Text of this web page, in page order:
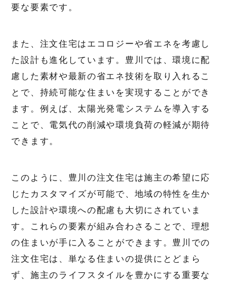
要な要素です。
また、注文住宅はエコロジーや省エネを考慮し
た設計も進化しています。豊川では、環境に配
慮した素材や最新の省エネ技術を取り入れるこ
とで、持続可能な住まいを実現することができ
ます。例えば、太陽光発電システムを導入する
ことで、電気代の削減や環境負荷の軽減が期待
できます。
このように、豊川の注文住宅は施主の希望に応
じたカスタマイズが可能で、地域の特性を生か
した設計や環境への配慮も大切にされていま
す。これらの要素が組み合わさることで、理想
の住まいが手に入ることができます。豊川での
注文住宅は、単なる住まいの提供にとどまら
ず、施主のライフスタイルを豊かにする重要な